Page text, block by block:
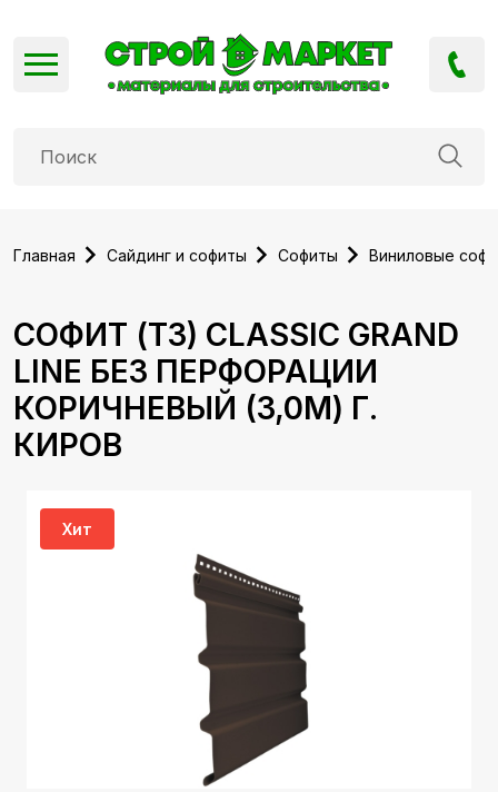
Главная Сайдинг и софиты Софиты Виниловые
СОФИТ (Т3) CLASSIC GRAND
LINE БЕЗ ПЕРФОРАЦИИ
КОРИЧНЕВЫЙ (3,0М) Г.
КИРОВ
Хит